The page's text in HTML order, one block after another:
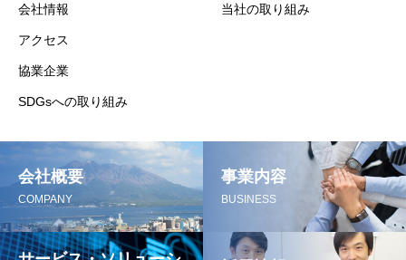
会社情報
アクセス
協業企業
SDGsへの取り組み
当社の取り組み
会社概要
COMPANY
事業内容
BUSINESS